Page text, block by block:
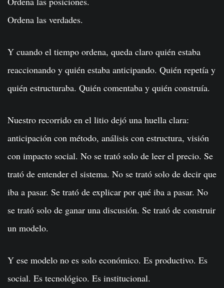
Ordena las verdades.
Y cuando el tiempo ordena, queda claro quién estaba
reaccionando y quién estaba anticipando. Quién repetía y
quién estructuraba. Quién comentaba y quién construía.
Nuestro recorrido en el litio dejó una huella clara:
anticipación con método, análisis con estructura, visión
con impacto social. No se trató solo de leer el precio. Se
trató de entender el sistema. No se trató solo de decir que
iba a pasar. Se trató de explicar por qué iba a pasar. No
se trató solo de ganar una discusión. Se trató de construir
un modelo.
Y ese modelo no es solo económico. Es productivo. Es
social. Es tecnológico. Es institucional.